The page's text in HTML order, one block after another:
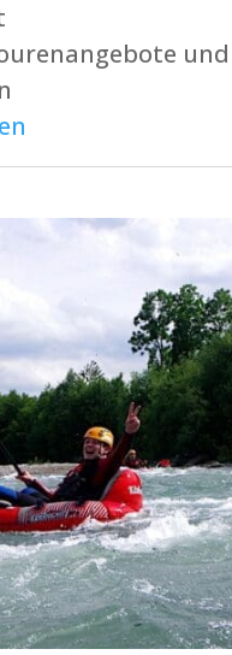
und